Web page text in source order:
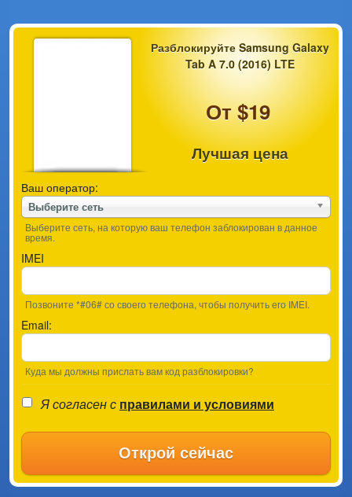
Разблокируйте Samsung Galaxy
Tab A 7.0 (2016) LTE
От $19
Лучшая цена
Ваш оператор:
Выберите сеть
Выберите сеть, на которую ваш телефон заблокирован в данное
время.
IMEI
Позвоните *#06# со своего телефона, чтобы получить его IMEI.
Email:
Куда мы должны прислать вам код разблокировки?
Я согласен с правилами и условиями
Открой сейчас